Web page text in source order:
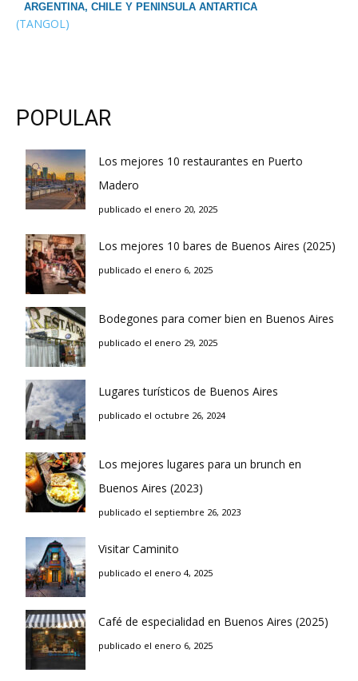
ARGENTINA, CHILE Y PENINSULA ANTARTICA
(TANGOL)
POPULAR
Los mejores 10 restaurantes en Puerto
Madero
publicado el enero 20, 2025
Los mejores 10 bares de Buenos Aires (2025)
publicado el enero 6, 2025
Bodegones para comer bien en Buenos Aires
publicado el enero 29, 2025
Lugares turísticos de Buenos Aires
publicado el octubre 26, 2024
Los mejores lugares para un brunch en
Buenos Aires (2023)
publicado el septiembre 26, 2023
Visitar Caminito
publicado el enero 4, 2025
Café de especialidad en Buenos Aires (2025)
publicado el enero 6, 2025